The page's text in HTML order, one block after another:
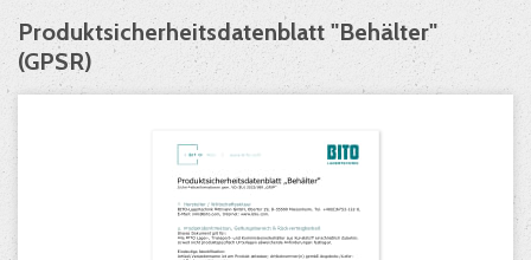
Produktsicherheitsdatenblatt "Behälter"
(GPSR)